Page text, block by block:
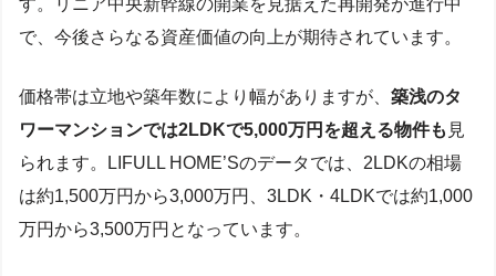
す。リニア中央新幹線の開業を見据えた再開発が進行中
で、今後さらなる資産価値の向上が期待されています。
価格帯は立地や築年数により幅がありますが、 築浅のタ
ワーマンションでは2LDKで5,000万円を超える物件も 見
られます。LIFULL HOME’Sのデータでは、2LDKの相場
は約1,500万円から3,000万円、3LDK・4LDKでは約1,000
万円から3,500万円となっています。